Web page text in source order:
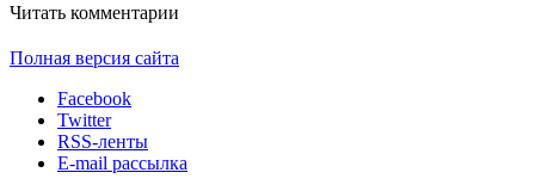
Читать комментарии
Полная версия сайта
Facebook
Twitter
RSS-ленты
E-mail рассылка